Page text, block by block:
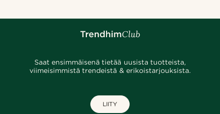
Saat ensimmäisenä tietää uusista tuotteista,
viimeisimmistä trendeistä & erikoistarjouksista.
LIITY